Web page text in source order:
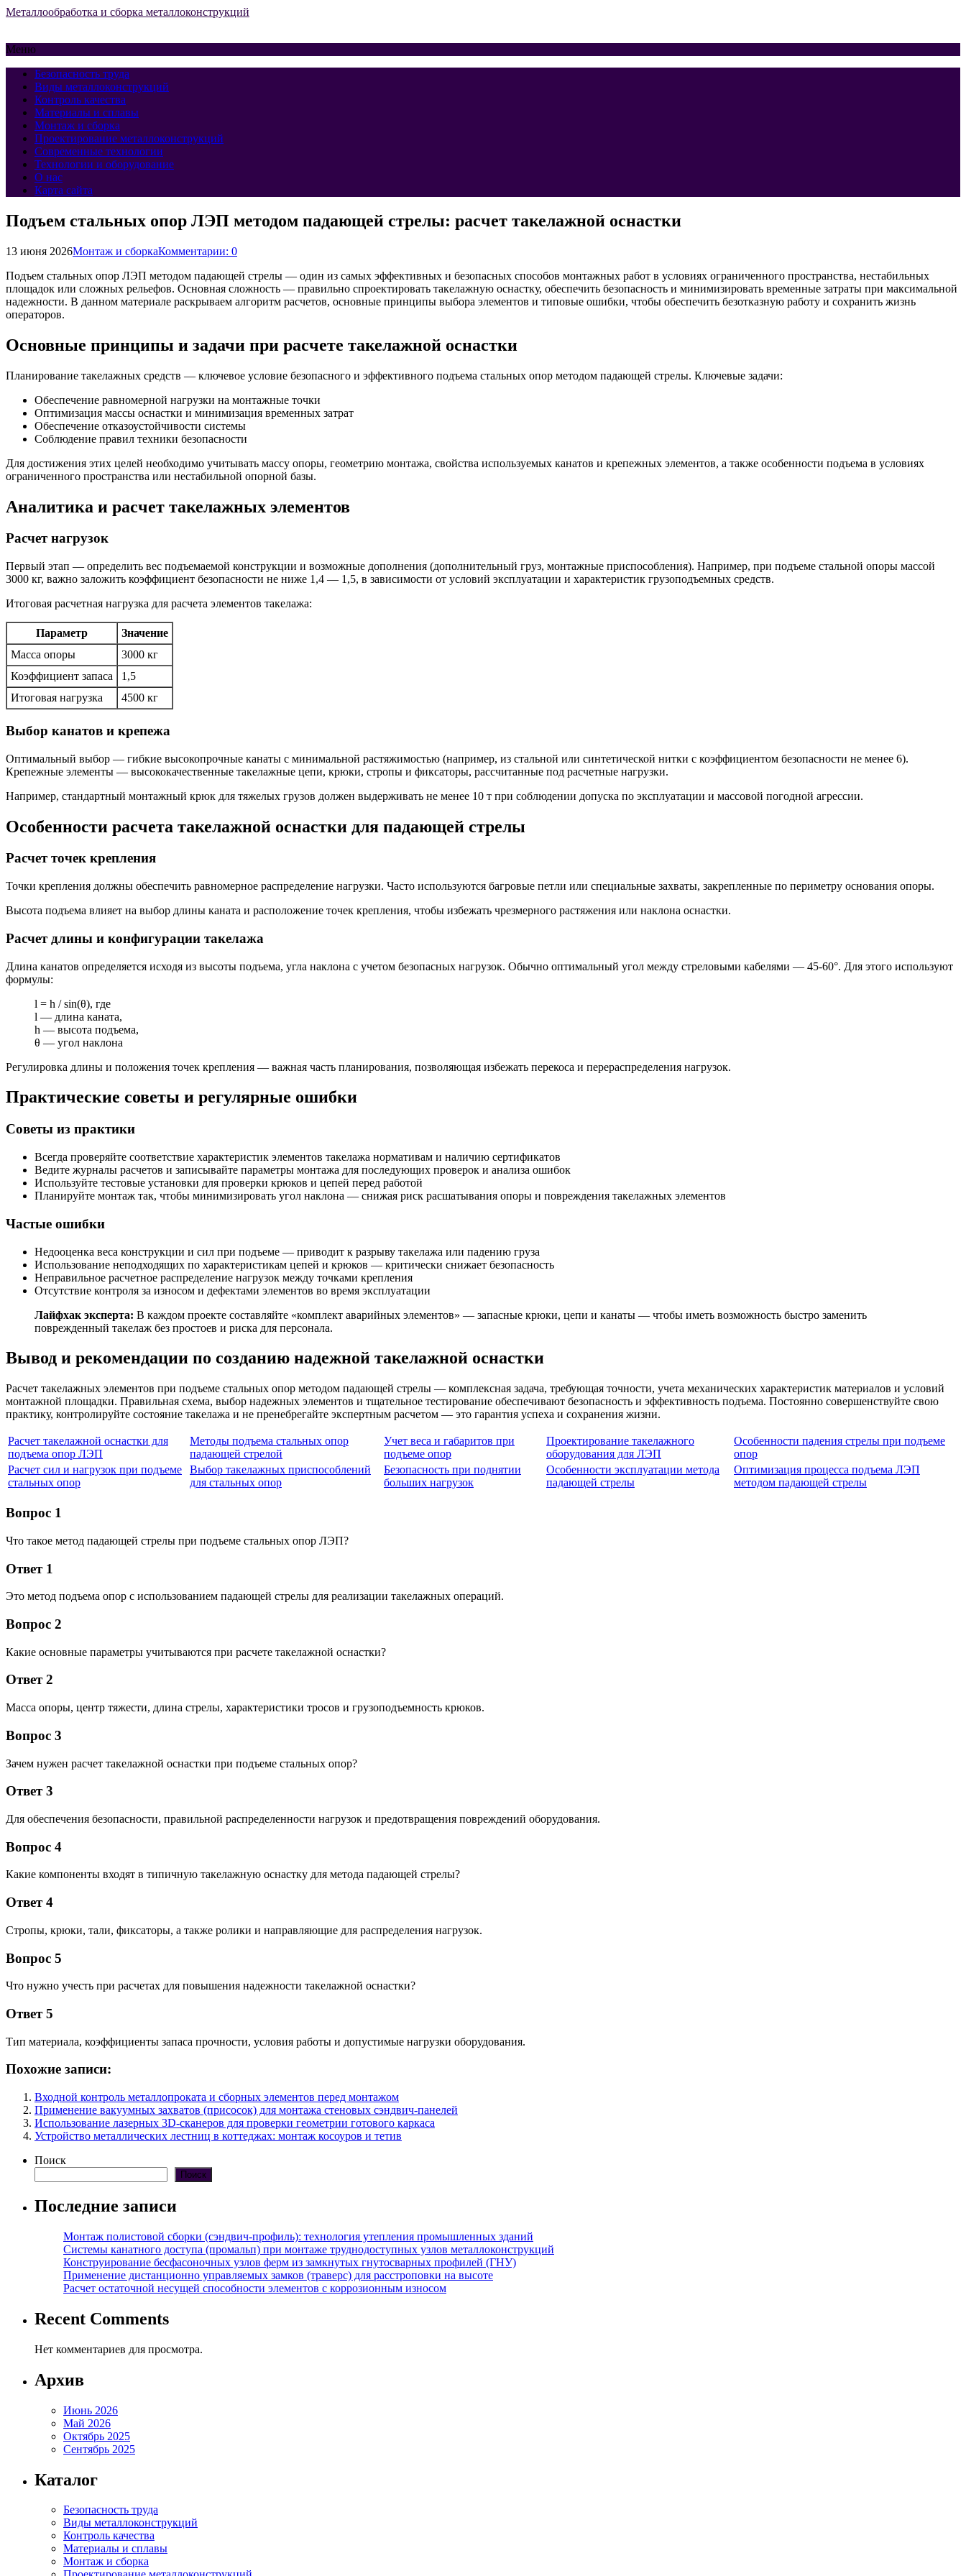
Металлообработка и сборка металлоконструкций
Меню
Безопасность труда
Виды металлоконструкций
Контроль качества
Материалы и сплавы
Монтаж и сборка
Проектирование металлоконструкций
Современные технологии
Технологии и оборудование
О нас
Карта сайта
Подъем стальных опор ЛЭП методом падающей стрелы: расчет такелажной оснастки
13 июня 2026Монтаж и сборкаКомментарии: 0
Подъем стальных опор ЛЭП методом падающей стрелы — один из самых эффективных и безопасных способов монтажных работ в условиях ограниченного пространства, нестабильных
площадок или сложных рельефов. Основная сложность — правильно спроектировать такелажную оснастку, обеспечить безопасность и минимизировать временные затраты при максимальной
надежности. В данном материале раскрываем алгоритм расчетов, основные принципы выбора элементов и типовые ошибки, чтобы обеспечить безотказную работу и сохранить жизнь
операторов.
Основные принципы и задачи при расчете такелажной оснастки
Планирование такелажных средств — ключевое условие безопасного и эффективного подъема стальных опор методом падающей стрелы. Ключевые задачи:
Обеспечение равномерной нагрузки на монтажные точки
Оптимизация массы оснастки и минимизация временных затрат
Обеспечение отказоустойчивости системы
Соблюдение правил техники безопасности
Для достижения этих целей необходимо учитывать массу опоры, геометрию монтажа, свойства используемых канатов и крепежных элементов, а также особенности подъема в условиях
ограниченного пространства или нестабильной опорной базы.
Аналитика и расчет такелажных элементов
Расчет нагрузок
Первый этап — определить вес подъемаемой конструкции и возможные дополнения (дополнительный груз, монтажные приспособления). Например, при подъеме стальной опоры массой
3000 кг, важно заложить коэффициент безопасности не ниже 1,4 — 1,5, в зависимости от условий эксплуатации и характеристик грузоподъемных средств.
Итоговая расчетная нагрузка для расчета элементов такелажа:
Параметр
Значение
Масса опоры
3000 кг
Коэффициент запаса
1,5
Итоговая нагрузка
4500 кг
Выбор канатов и крепежа
Оптимальный выбор — гибкие высокопрочные канаты с минимальной растяжимостью (например, из стальной или синтетической нитки с коэффициентом безопасности не менее 6).
Крепежные элементы — высококачественные такелажные цепи, крюки, стропы и фиксаторы, рассчитанные под расчетные нагрузки.
Например, стандартный монтажный крюк для тяжелых грузов должен выдерживать не менее 10 т при соблюдении допуска по эксплуатации и массовой погодной агрессии.
Особенности расчета такелажной оснастки для падающей стрелы
Расчет точек крепления
Точки крепления должны обеспечить равномерное распределение нагрузки. Часто используются багровые петли или специальные захваты, закрепленные по периметру основания опоры.
Высота подъема влияет на выбор длины каната и расположение точек крепления, чтобы избежать чрезмерного растяжения или наклона оснастки.
Расчет длины и конфигурации такелажа
Длина канатов определяется исходя из высоты подъема, угла наклона с учетом безопасных нагрузок. Обычно оптимальный угол между стреловыми кабелями — 45-60°. Для этого используют
формулы:
l = h / sin(θ), где
l — длина каната,
h — высота подъема,
θ — угол наклона
Регулировка длины и положения точек крепления — важная часть планирования, позволяющая избежать перекоса и перераспределения нагрузок.
Практические советы и регулярные ошибки
Советы из практики
Всегда проверяйте соответствие характеристик элементов такелажа нормативам и наличию сертификатов
Ведите журналы расчетов и записывайте параметры монтажа для последующих проверок и анализа ошибок
Используйте тестовые установки для проверки крюков и цепей перед работой
Планируйте монтаж так, чтобы минимизировать угол наклона — снижая риск расшатывания опоры и повреждения такелажных элементов
Частые ошибки
Недооценка веса конструкции и сил при подъеме — приводит к разрыву такелажа или падению груза
Использование неподходящих по характеристикам цепей и крюков — критически снижает безопасность
Неправильное расчетное распределение нагрузок между точками крепления
Отсутствие контроля за износом и дефектами элементов во время эксплуатации
Лайфхак эксперта: В каждом проекте составляйте «комплект аварийных элементов» — запасные крюки, цепи и канаты — чтобы иметь возможность быстро заменить
поврежденный такелаж без простоев и риска для персонала.
Вывод и рекомендации по созданию надежной такелажной оснастки
Расчет такелажных элементов при подъеме стальных опор методом падающей стрелы — комплексная задача, требующая точности, учета механических характеристик материалов и условий
монтажной площадки. Правильная схема, выбор надежных элементов и тщательное тестирование обеспечивают безопасность и эффективность подъема. Постоянно совершенствуйте свою
практику, контролируйте состояние такелажа и не пренебрегайте экспертным расчетом — это гарантия успеха и сохранения жизни.
Расчет такелажной оснастки для
подъема опор ЛЭП
Методы подъема стальных опор
падающей стрелой
Учет веса и габаритов при
подъеме опор
Проектирование такелажного
оборудования для ЛЭП
Особенности падения стрелы при подъеме
опор
Расчет сил и нагрузок при подъеме
стальных опор
Выбор такелажных приспособлений
для стальных опор
Безопасность при поднятии
больших нагрузок
Особенности эксплуатации метода
падающей стрелы
Оптимизация процесса подъема ЛЭП
методом падающей стрелы
Вопрос 1
Что такое метод падающей стрелы при подъеме стальных опор ЛЭП?
Ответ 1
Это метод подъема опор с использованием падающей стрелы для реализации такелажных операций.
Вопрос 2
Какие основные параметры учитываются при расчете такелажной оснастки?
Ответ 2
Масса опоры, центр тяжести, длина стрелы, характеристики тросов и грузоподъемность крюков.
Вопрос 3
Зачем нужен расчет такелажной оснастки при подъеме стальных опор?
Ответ 3
Для обеспечения безопасности, правильной распределенности нагрузок и предотвращения повреждений оборудования.
Вопрос 4
Какие компоненты входят в типичную такелажную оснастку для метода падающей стрелы?
Ответ 4
Стропы, крюки, тали, фиксаторы, а также ролики и направляющие для распределения нагрузок.
Вопрос 5
Что нужно учесть при расчетах для повышения надежности такелажной оснастки?
Ответ 5
Тип материала, коэффициенты запаса прочности, условия работы и допустимые нагрузки оборудования.
Похожие записи:
Входной контроль металлопроката и сборных элементов перед монтажом
Применение вакуумных захватов (присосок) для монтажа стеновых сэндвич-панелей
Использование лазерных 3D-сканеров для проверки геометрии готового каркаса
Устройство металлических лестниц в коттеджах: монтаж косоуров и тетив
Поиск
Поиск
Последние записи
Монтаж полистовой сборки (сэндвич-профиль): технология утепления промышленных зданий
Системы канатного доступа (промальп) при монтаже труднодоступных узлов металлоконструкций
Конструирование бесфасоночных узлов ферм из замкнутых гнутосварных профилей (ГНУ)
Применение дистанционно управляемых замков (траверс) для расстроповки на высоте
Расчет остаточной несущей способности элементов с коррозионным износом
Recent Comments
Нет комментариев для просмотра.
Архив
Июнь 2026
Май 2026
Октябрь 2025
Сентябрь 2025
Каталог
Безопасность труда
Виды металлоконструкций
Контроль качества
Материалы и сплавы
Монтаж и сборка